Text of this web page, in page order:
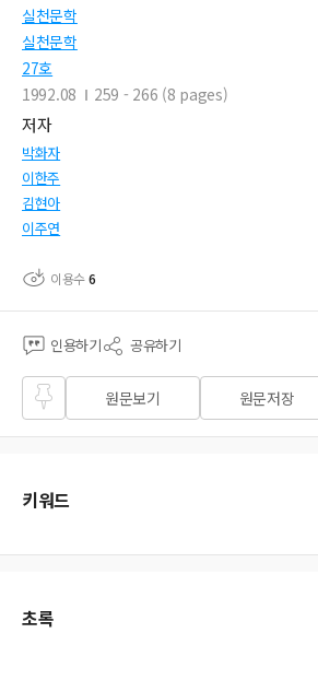
실천문학
실천문학
27호
1992.08
259 - 266 (8 pages)
저자
박화자
이한주
김현아
이주연
이용수6
인용하기 공유하기
즐겨
찾기
원문보기 원문저장
키워드
초록